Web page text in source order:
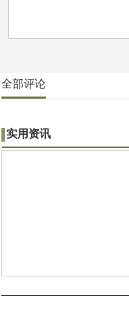
全部评论
实用资讯